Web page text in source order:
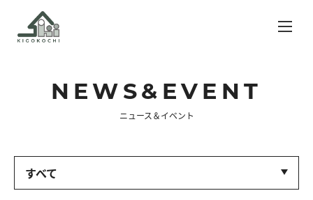
KIGOKOCHI
施工事例
NEWS&EVENT
ニュース＆イベント
すべて